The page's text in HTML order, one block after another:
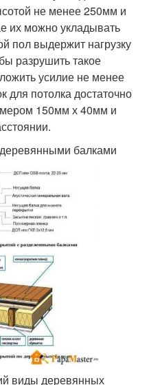
не менее 250мм и
их можно укладывать
пол выдержит нагрузку
разрушить такое
усилие не менее
для потолка достаточно
150мм х 40мм и
балками
виды деревянных